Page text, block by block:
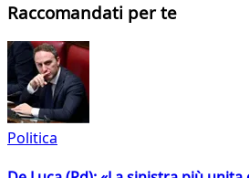
Raccomandati per te
Politica